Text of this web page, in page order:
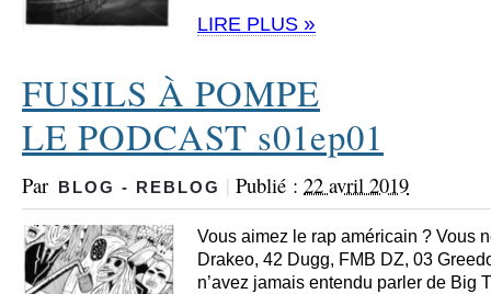
LIRE PLUS »
FUSILS À POMPE
LE PODCAST s01ep01
Par BLOG - REBLOG | Publié : 22 avril 2019
Vous aimez le rap américain ? Vous
Drakeo, 42 Dugg, FMB DZ, 03
n’avez jamais entendu parler de Big